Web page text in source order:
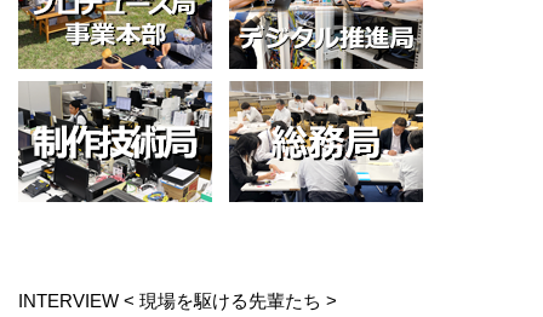
INTERVIEW < 現場を駆ける先輩たち >